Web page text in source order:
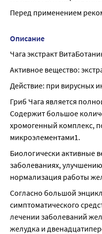
Перед применением
Описание
Чага экстракт
Активное вещество:
Действие: при вирусных
Гриб Чага является
Содержит большое
хромогенный комплекс,
микроэлементами1.
Биологически активные
заболеваниях,
нормализация работы
Согласно большой
симптоматического
лечении заболеваний
желудка и